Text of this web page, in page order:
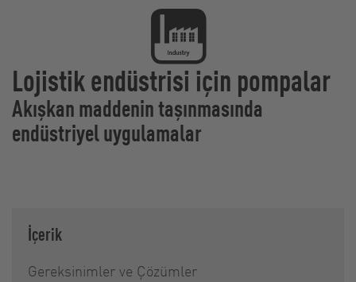
Lojistik endüstrisi için pompalar
Akışkan maddenin taşınmasında
endüstriyel uygulamalar
İçerik
Gereksinimler ve Çözümler